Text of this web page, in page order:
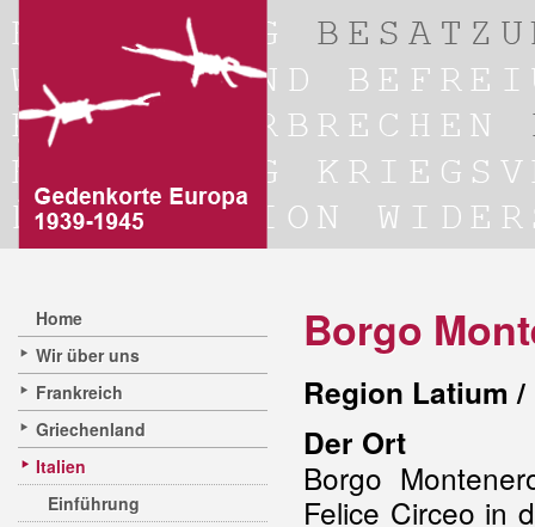
Home
Wir über uns
Frankreich
Griechenland
Italien
Einführung
Borgo
Region Latium
Der Ort
Borgo
Felice Circeo in